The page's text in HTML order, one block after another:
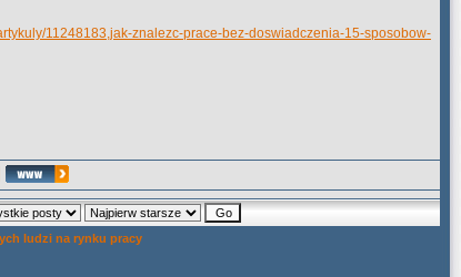
11248183,jak-znalezc-prace-bez-doswiadczenia-15-sposobow-
ludzi na rynku pracy